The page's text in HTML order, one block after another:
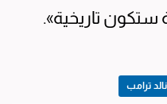
ستكون تاريخية».
ترامب